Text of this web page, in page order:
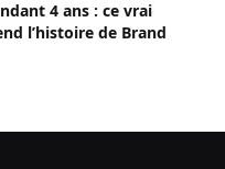
4 ans : ce vrai
l’histoire de Brand